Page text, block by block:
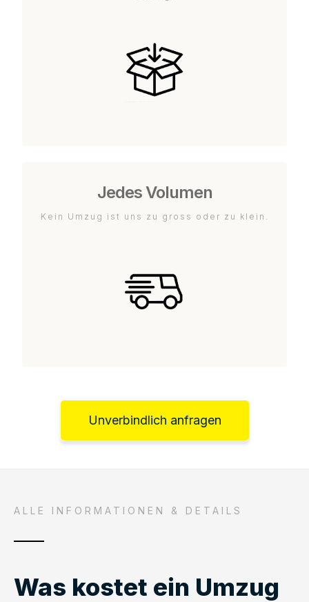
Jedes Volumen
Kein Umzug ist uns zu gross oder zu klein.
Unverbindlich anfragen
ALLE INFORMATIONEN & DETAILS
Was kostet ein Umzug